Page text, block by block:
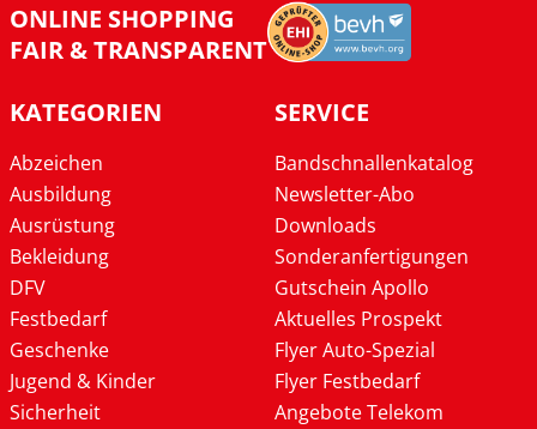
ONLINE SHOPPING
FAIR & TRANSPARENT
KATEGORIEN
Abzeichen
Ausbildung
Ausrüstung
Bekleidung
DFV
Festbedarf
Geschenke
Jugend & Kinder
Sicherheit
SERVICE
Bandschnallenkatalog
Newsletter-Abo
Downloads
Sonderanfertigungen
Gutschein Apollo
Aktuelles Prospekt
Flyer Auto-Spezial
Flyer Festbedarf
Angebote Telekom